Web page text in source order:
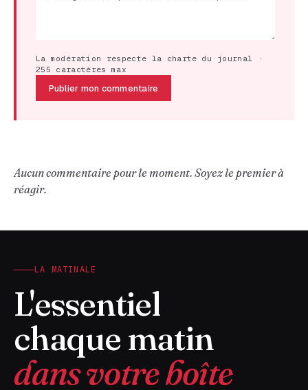
La modération respecte la charte du journal ·
255 caractères max
Publier mon commentaire
Aucun commentaire pour le moment. Soyez le premier à
réagir.
LA MATINALE
L'essentiel
chaque matin
dans votre boîte